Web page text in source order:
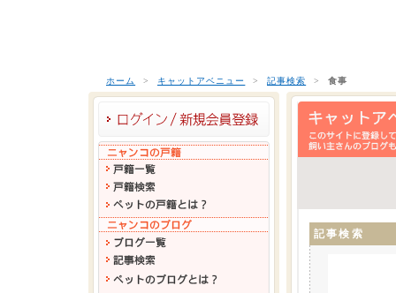
ホーム > キャットアベニュー > 記事検索 > 食事
記事検索